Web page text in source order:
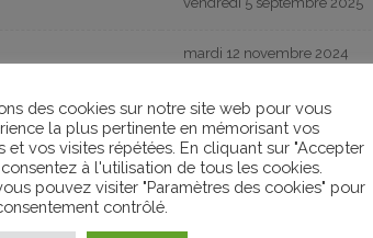
mardi 12 novembre 2024
mercredi 4 septembre 2024
mercredi 15 mai 2024
des cookies sur notre site web pour vous
la plus pertinente en mémorisant vos
et vos visites répétées. En cliquant sur "Accepter
à l'utilisation de tous les cookies.
pouvez visiter "Paramètres des cookies" pour
contrôlé.